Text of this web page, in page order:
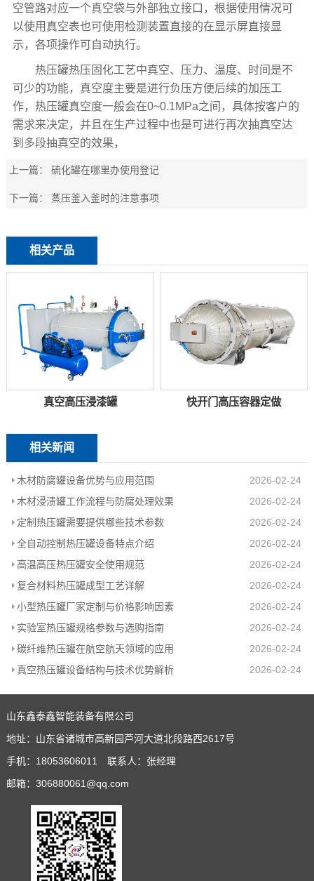
空管路对应一个真空袋与外部独立接口，根据使用情况可
以使用真空表也可使用检测装置直接的在显示屏直接显
示，各项操作可自动执行。
热压罐热压固化工艺中真空、压力、温度、时间是不
可少的功能，真空度主要是进行负压方便后续的加压工
作，热压罐真空度一般会在0~0.1MPa之间，具体按客户的
需求来决定，并且在生产过程中也是可进行再次抽真空达
到多段抽真空的效果，
上一篇：硫化罐在哪里办使用登记
下一篇： 蒸压釜入釜时的注意事项
相关产品
真空高压浸漆罐 快开门高压容器定做
相关新闻
木材防腐罐设备优势与应用范围
2026-02-24
木材浸渍罐工作流程与防腐处理效果
2026-02-24
定制热压罐需要提供哪些技术参数
2026-02-24
全自动控制热压罐设备特点介绍
2026-02-24
高温高压热压罐安全使用规范
2026-02-24
复合材料热压罐成型工艺详解
2026-02-24
小型热压罐厂家定制与价格影响因素
2026-02-24
实验室热压罐规格参数与选购指南
2026-02-24
碳纤维热压罐在航空航天领域的应用
2026-02-24
真空热压罐设备结构与技术优势解析
2026-02-24
山东鑫泰鑫智能装备有限公司
地址：山东省诸城市高新园芦河大道北段路西2617号
手机：18053606011 联系人：张经理
邮箱：306880061@qq.com